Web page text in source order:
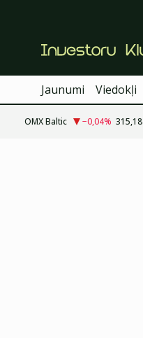
Jaunumi Viedokļi
OMX Baltic −0,04% 315,18